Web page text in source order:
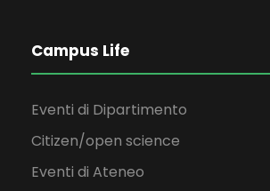
Campus Life
Eventi di Dipartimento
Citizen/open science
Eventi di Ateneo